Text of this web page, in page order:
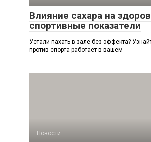
Влияние сахара на
спортивные показатели
Устали пахать в зале без эффекта?
против спорта работает в вашем
Новости